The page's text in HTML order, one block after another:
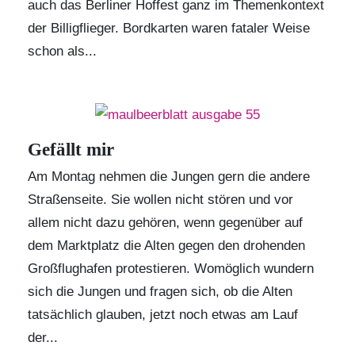
auch das Berliner Hoffest ganz im Themenkontext
der Billigflieger. Bordkarten waren fataler Weise
schon als...
Gefällt mir
Am Montag nehmen die Jungen gern die andere
Straßenseite. Sie wollen nicht stören und vor
allem nicht dazu gehören, wenn gegenüber auf
dem Marktplatz die Alten gegen den drohenden
Großflughafen protestieren. Womöglich wundern
sich die Jungen und fragen sich, ob die Alten
tatsächlich glauben, jetzt noch etwas am Lauf
der...